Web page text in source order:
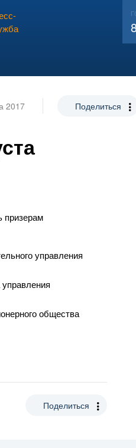
104 ВЫЗВАТЬ
2017 Поделиться
призерам
управления
общества
Поделиться